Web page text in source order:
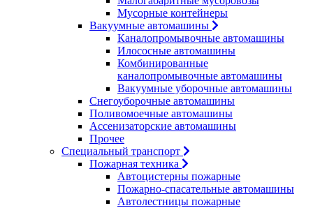
Мусорные контейнеры
Вакуумные автомашины
Каналопромывочные автомашины
Илососные автомашины
Комбинированные
каналопромывочные автомашины
Вакуумные уборочные автомашины
Снегоуборочные автомашины
Поливомоечные автомашины
Ассенизаторские автомашины
Прочее
Специальный транспорт
Пожарная техника
Автоцистерны пожарные
Пожарно-спасательные автомашины
Автолестницы пожарные